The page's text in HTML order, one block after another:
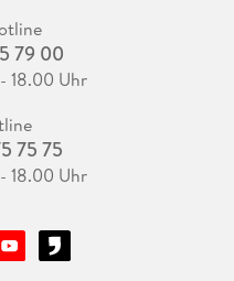
79 00
18.00 Uhr
75 75
18.00 Uhr